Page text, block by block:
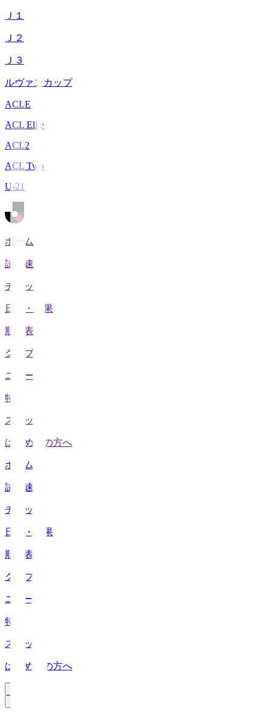
Ｊ１
Ｊ２
Ｊ３
ルヴァンカップ
ACLE
ACL Elite
ACL2
ACL Two
U-21
ホーム
試合速報
チケット
日程・結果
順位表
クラブ
ニュース
特集
スタッツ
はじめての方へ
ホーム
試合速報
チケット
日程・結果
順位表
クラブ
ニュース
特集
スタッツ
はじめての方へ